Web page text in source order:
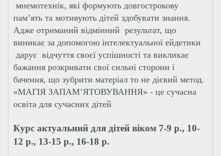
мнемотехнік, які формують довгострокову
пам’ять та мотивують дітей здобувати знання.
Адже отриманий відмінний результат, що
виникає за допомогою інтелектуальної ейдетики
дарує відчуття своєї успішності та викликає
бажання розкривати свої сильні сторони і
бачення, що зубрити матеріал то не дієвий метод.
«МАГІЯ ЗАПАМ’ЯТОВУВАННЯ» - це сучасна
освіта для сучасних дітей
Курс актуальний для дітей віком 7-9 р., 10-
12 р., 13-15 р., 16-18 р.